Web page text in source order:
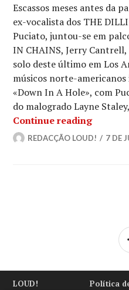
Escassos meses antes da
ex-vocalista dos THE
Puciato, juntou-se em
IN CHAINS, Jerry
solo deste último em Los
músicos norte-
«Down In A Hole», com
do malogrado Layne
Continue reading
REDACÇÃO LOUD! 7 DE
LOUD! Política